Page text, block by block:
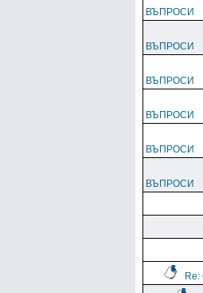
ВЪПРОСИ
ВЪПРОСИ
ВЪПРОСИ
ВЪПРОСИ
ВЪПРОСИ
ВЪПРОСИ